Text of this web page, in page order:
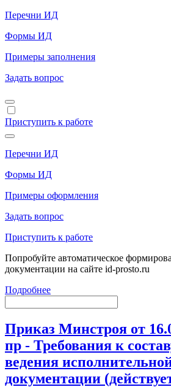
Перечни ИД
Формы ИД
Примеры заполнения
Задать вопрос
Приступить к работе
Перечни ИД
Формы ИД
Примеры оформления
Задать вопрос
Приступить к работе
Попробуйте автоматическое
документации на сайте id-prosto.ru
Подробнее
Приказ Минстроя от
пр - Требования к
ведения
документации